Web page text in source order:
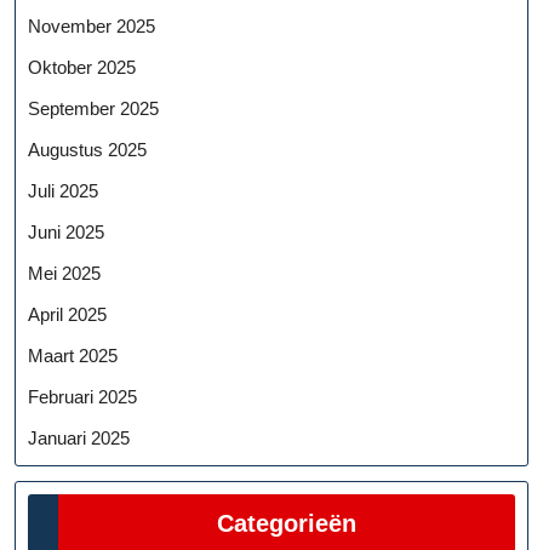
November 2025
Oktober 2025
September 2025
Augustus 2025
Juli 2025
Juni 2025
Mei 2025
April 2025
Maart 2025
Februari 2025
Januari 2025
Categorieën